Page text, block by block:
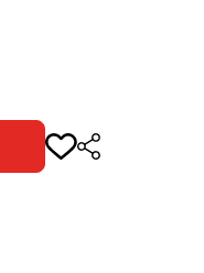
Paylaş